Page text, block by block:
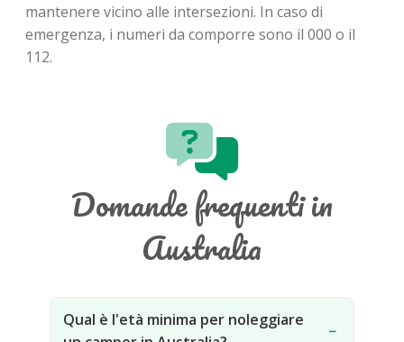
mantenere vicino alle intersezioni. In caso di
emergenza, i numeri da comporre sono il 000 o il
112.
Domande frequenti in
Australia
Qual è l'età minima per noleggiare
−